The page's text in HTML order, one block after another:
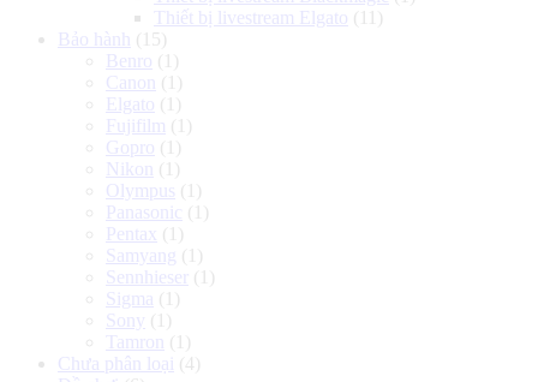
Thiết bị livestream Elgato (11)
Bảo hành
(15)
Benro (1)
Canon
(1)
Elgato (1)
Fujifilm (1)
Gopro (1)
Nikon
(1)
Olympus (1)
Panasonic (1)
Pentax (1)
Samyang (1)
Sennhieser
(1)
Sigma (1)
Sony (1)
Tamron
(1)
Chưa phân loại (4)